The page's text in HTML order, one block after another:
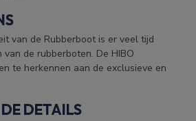
van de Rubberboot is er veel tijd
de rubberboten. De HIBO
te herkennen aan de exclusieve en
DETAILS